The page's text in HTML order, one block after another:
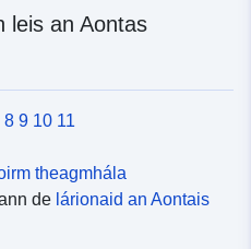
leis an Aontas
9 10 11
theagmhála
de lárionaid an Aontais